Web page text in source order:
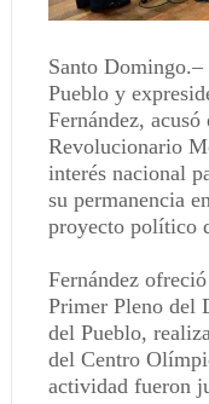
Santo
Pueblo y
Fernández,
Revolucionario
interés nacional
su permanencia
proyecto político
Fernández
Primer Pleno del
del Pueblo,
del Centro
actividad fueron